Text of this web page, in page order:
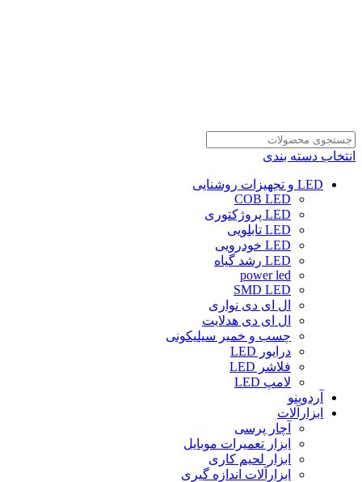
انتخاب دسته بندی
LED و تجهیزات روشنایی
COB LED
LED پروژکتوری
LED تابلویی
LED خودرویی
LED رشد گیاه
power led
SMD LED
ال ای دی نواری
ال ای دی هدلایت
چسب و خمیر سیلیکونی
درایور LED
فلاشر LED
لامپ LED
آردوینو
ابزارآلات
آچار پرسی
ابزار تعمیرات موبایل
ابزار لحیم کاری
ابزارآلات اندازه گیری